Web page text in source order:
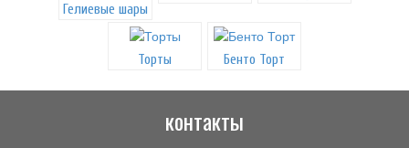
Гелиевые шары
Торты Бенто Торт
контакты